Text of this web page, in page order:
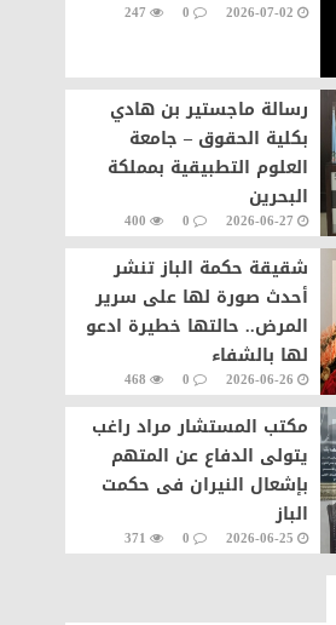
2026-07-02
0
247
رسالة ماجستير بن هادي
بكلية الحقوق – جامعة
العلوم التطبيقية بمملكة
البحرين
2026-06-27
0
400
شقيقة حكمة الباز تنشر
أحدث صورة لها على سرير
المرض.. حالتها خطيرة ادعو
لها بالشفاء
2026-06-26
0
468
مكتب المستشار مراد راغب
يتولى الدفاع عن المتهم
بإشعال النيران فى حكمت
الباز
2026-06-25
0
371